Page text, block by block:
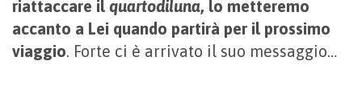
riattaccare il quartodiluna, lo metteremo
accanto a Lei quando partirà per il prossimo
viaggio. Forte ci è arrivato il suo messaggio…